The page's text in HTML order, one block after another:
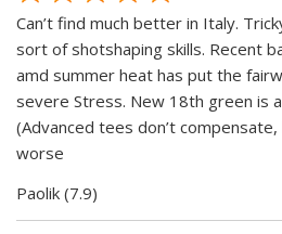
Can’t find much better in Italy.
sort of shotshaping skills. Recent
amd summer heat has put the
severe Stress. New 18th green is
(Advanced tees don’t
worse
Paolik (7.9)